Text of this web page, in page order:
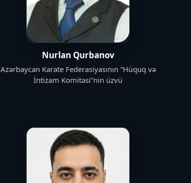
Nurlan Qurbanov
Azərbaycan Karate Federasiyasının “Hüquq və
İntizam Komitəsi”nin üzvü